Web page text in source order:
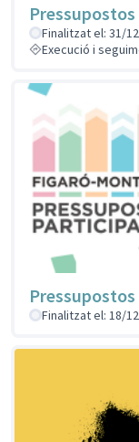
Finalitzat el: 31/
Execució i
Finalitzat el: 18/